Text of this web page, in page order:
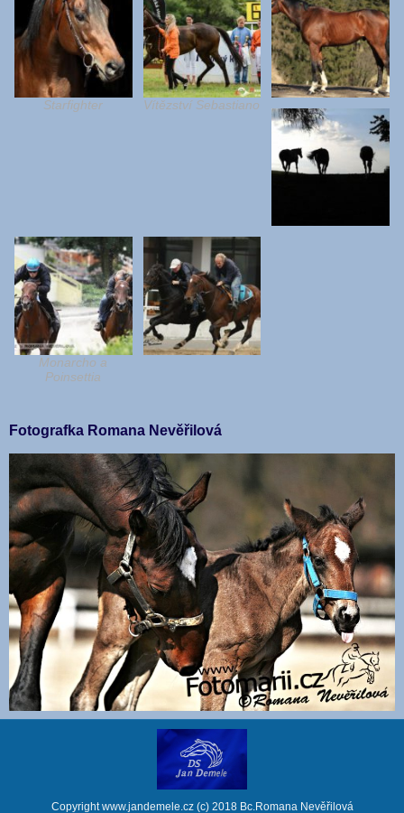
Starfighter Vítězství Sebastiano
Monarcho a
Poinsettia
Fotografka Romana Nevěřilová
Copyright www.jandemele.cz (c) 2018 Bc.Romana Nevěřilová